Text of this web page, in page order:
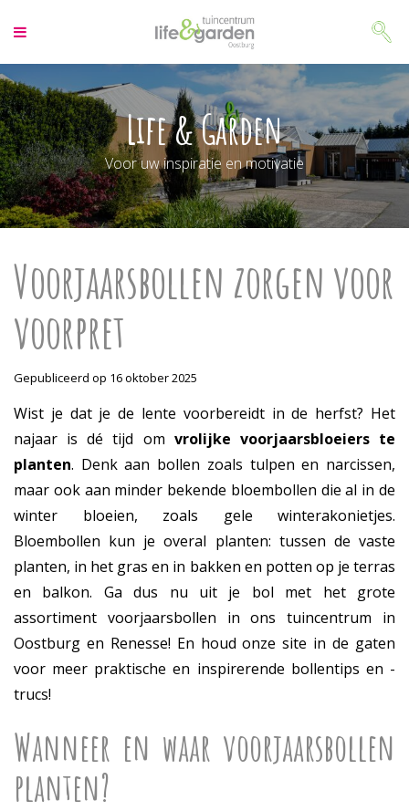
a
a
r
c
o
n
t
e
n
Life & Garden
Voor uw inspiratie en motivatie
Voorjaarsbollen zorgen voor
voorpret
Gepubliceerd op 16 oktober 2025
Wist je dat je de lente voorbereidt in de herfst? Het
najaar is dé tijd om vrolijke voorjaarsbloeiers te
planten. Denk aan bollen zoals tulpen en narcissen,
maar ook aan minder bekende bloembollen die al in de
winter bloeien, zoals gele winterakonietjes.
Bloembollen kun je overal planten: tussen de vaste
planten, in het gras en in bakken en potten op je terras
en balkon. Ga dus nu uit je bol met het grote
assortiment voorjaarsbollen in ons tuincentrum in
Oostburg en Renesse! En houd onze site in de gaten
voor meer praktische en inspirerende bollentips en -
trucs!
Wanneer en waar voorjaarsbollen
planten?